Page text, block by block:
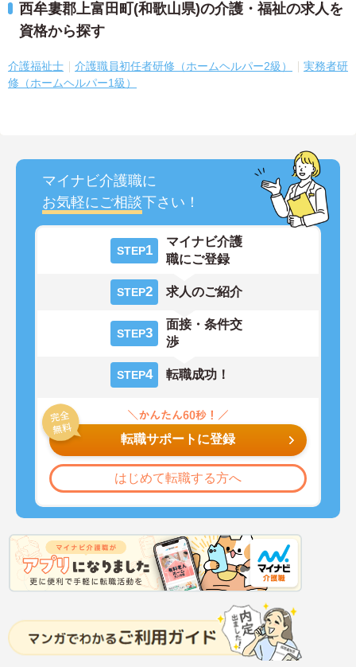
西牟婁郡上富田町(和歌山県)の介護・福祉の求人を
資格から探す
介護福祉士 介護職員初任者研修（ホームヘルパー2級）
実務者研
修（ホームヘルパー1級）
マイナビ介護職に
お気軽にご相談下さい！
STEP1
マイナビ介護
職にご登録
STEP2 求人のご紹介
STEP3
面接・条件交
渉
STEP4 転職成功！
転職サポートに登録
はじめて転職する方へ